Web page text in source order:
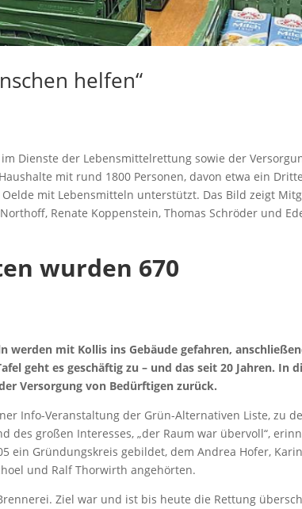
helfen“
Dienste der Lebensmittelrettung sowie der
mit rund 1800 Personen, davon etwa ein
mit Lebensmitteln unterstützt. Das Bild zeigt
Renate Koppenstein, Thomas Schröder und
wurden 670
werden mit Kollis ins Gebäude gefahren,
geht es geschäftig zu – und das seit 20 Jahren. In
Versorgung von Bedürftigen zurück.
Info-Veranstaltung der Grün-Alternativen Liste, zu
des großen Interesses, „der Raum war übervoll“,
ein Gründungskreis gebildet, dem Andrea Hofer,
und Ralf Thorwirth angehörten.
Ziel war und ist bis heute die Rettung